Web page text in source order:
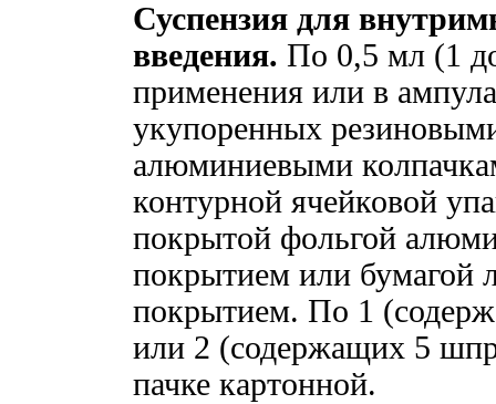
Суспензия для
введения. По 0,5 мл (1
применения или в
укупоренных
алюминиевыми
контурной ячейковой
покрытой фольгой
покрытием или бумагой
покрытием. По 1
или 2 (содержащих 5
пачке картонной.